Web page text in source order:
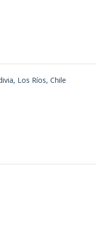
Los Ríos, Chile